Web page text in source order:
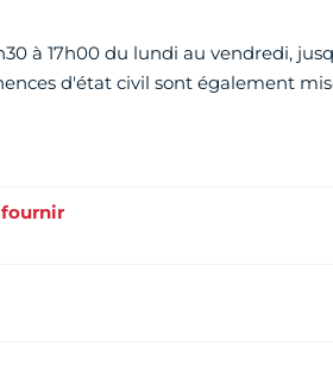
à 17h00 du lundi au vendredi,
d'état civil sont également
fournir